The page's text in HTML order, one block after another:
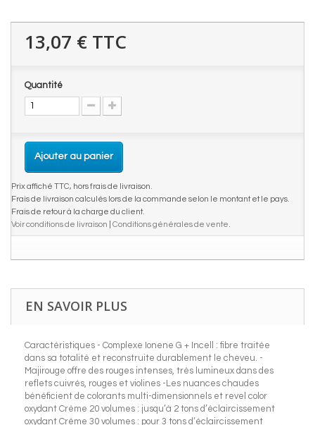
13,07 € TTC
Quantité
Ajouter au panier
Prix affiché TTC, hors frais de livraison.
Frais de livraison calculés lors de la commande selon le montant et le pays.
Frais de retour à la charge du client.
Voir conditions de livraison
Conditions générales de vente
EN SAVOIR PLUS
Caractéristiques - Complexe Ionene G + Incell : fibre traitée
dans sa totalité et reconstruite durablement le cheveu. -
Majirouge offre des rouges intenses, très lumineux dans des
reflets cuivrés, rouges et violines -Les nuances chaudes
bénéficient de colorants multi-dimensionnels et revel color
oxydant Crème 20 volumes : jusqu’à 2 tons d’éclaircissement
oxydant Crème 30 volumes : pour 3 tons d’éclaircissement